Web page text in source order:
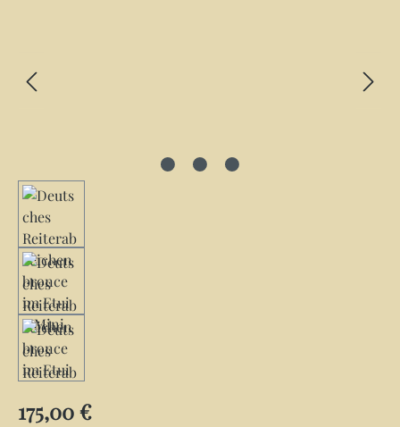
Regulärer Preis:
175,00 €